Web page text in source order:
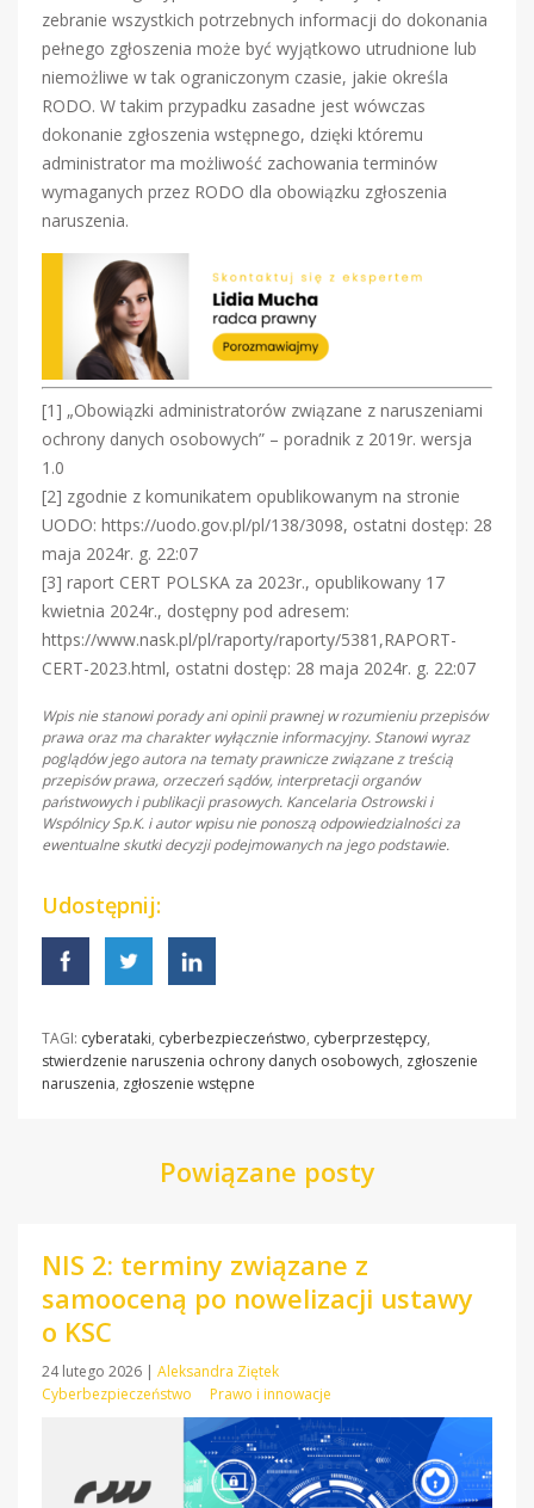
zebranie wszystkich potrzebnych informacji do dokonania
pełnego zgłoszenia może być wyjątkowo utrudnione lub
niemożliwe w tak ograniczonym czasie, jakie określa
RODO. W takim przypadku zasadne jest wówczas
dokonanie zgłoszenia wstępnego, dzięki któremu
administrator ma możliwość zachowania terminów
wymaganych przez RODO dla obowiązku zgłoszenia
naruszenia.
[1] „Obowiązki administratorów związane z naruszeniami
ochrony danych osobowych” – poradnik z 2019r. wersja
1.0
[2] zgodnie z komunikatem opublikowanym na stronie
UODO: https://uodo.gov.pl/pl/138/3098, ostatni dostęp: 28
maja 2024r. g. 22:07
[3] raport CERT POLSKA za 2023r., opublikowany 17
kwietnia 2024r., dostępny pod adresem:
https://www.nask.pl/pl/raporty/raporty/5381,RAPORT-
CERT-2023.html, ostatni dostęp: 28 maja 2024r. g. 22:07
Wpis nie stanowi porady ani opinii prawnej w rozumieniu przepisów
prawa oraz ma charakter wyłącznie informacyjny. Stanowi wyraz
poglądów jego autora na tematy prawnicze związane z treścią
przepisów prawa, orzeczeń sądów, interpretacji organów
państwowych i publikacji prasowych. Kancelaria Ostrowski i
Wspólnicy Sp.K. i autor wpisu nie ponoszą odpowiedzialności za
ewentualne skutki decyzji podejmowanych na jego podstawie.
Udostępnij:
TAGI: cyberataki, cyberbezpieczeństwo, cyberprzestępcy,
stwierdzenie naruszenia ochrony danych osobowych, zgłoszenie
naruszenia, zgłoszenie wstępne
Powiązane posty
NIS 2: terminy związane z
samooceną po nowelizacji ustawy
o KSC
24 lutego 2026 | Aleksandra Ziętek
Cyberbezpieczeństwo
Prawo i innowacje